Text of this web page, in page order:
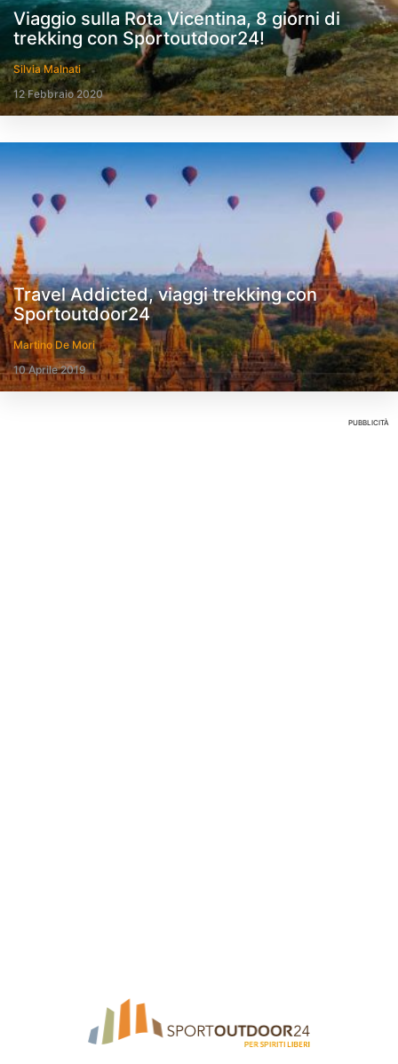
Viaggio sulla Rota Vicentina, 8 giorni di
trekking con Sportoutdoor24!
Silvia Malnati
12 Febbraio 2020
Travel Addicted, viaggi trekking con
Sportoutdoor24
Martino De Mori
10 Aprile 2019
PUBBLICITÀ